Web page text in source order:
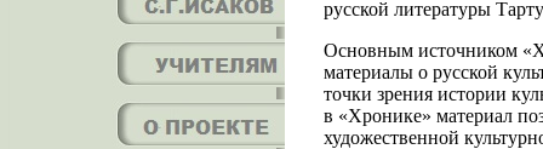
русской литературы
Основным источником
материалы о русской
точки зрения истории
в «Хронике» материал
художественной